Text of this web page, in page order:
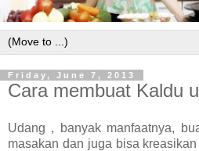
Friday, June 7, 2013
Cara membuat Kaldu
Udang , banyak manfaatnya,
masakan dan juga bisa